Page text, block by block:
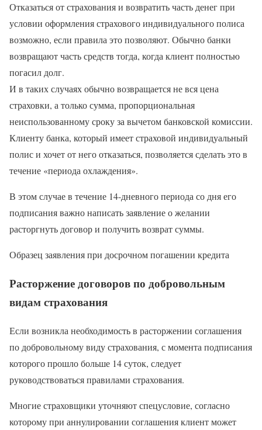
Отказаться от страхования и возвратить часть денег при
условии оформления страхового индивидуального полиса
возможно, если правила это позволяют. Обычно банки
возвращают часть средств тогда, когда клиент полностью
погасил долг.
И в таких случаях обычно возвращается не вся цена
страховки, а только сумма, пропорциональная
неиспользованному сроку за вычетом банковской комиссии.
Клиенту банка, который имеет страховой индивидуальный
полис и хочет от него отказаться, позволяется сделать это в
течение «периода охлаждения».
В этом случае в течение 14-дневного периода со дня его
подписания важно написать заявление о желании
расторгнуть договор и получить возврат суммы.
Образец заявления при досрочном погашении кредита
Расторжение договоров по добровольным
видам страхования
Если возникла необходимость в расторжении соглашения
по добровольному виду страхования, с момента подписания
которого прошло больше 14 суток, следует
руководствоваться правилами страхования.
Многие страховщики уточняют спецусловие, согласно
которому при аннулировании соглашения клиент может